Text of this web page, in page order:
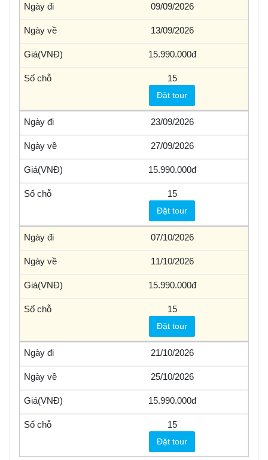
09/09/2026
13/09/2026
15.990.000
15
Đặt tour
23/09/2026
27/09/2026
15.990.000
15
Đặt tour
07/10/2026
11/10/2026
15.990.000
15
Đặt tour
21/10/2026
25/10/2026
15.990.000
15
Đặt tour